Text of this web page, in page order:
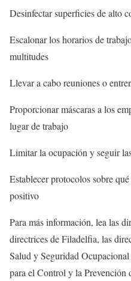
Desinfectar superficies de alto
Escalonar los horarios de
multitudes
Llevar a cabo reuniones o
Proporcionar máscaras a los
lugar de trabajo
Limitar la ocupación y seguir
Establecer protocolos sobre
positivo
Para más información, lea las
directrices de Filadelfia, las
Salud y Seguridad
para el Control y la Prevención